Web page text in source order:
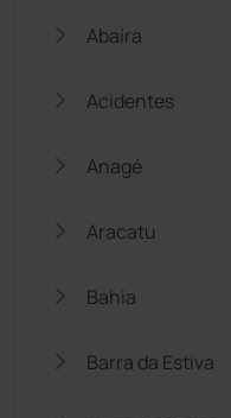
Abaíra
Acidentes
Anagé
Aracatu
Bahia
Barra da Estiva